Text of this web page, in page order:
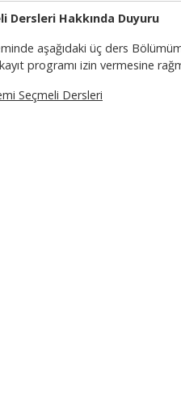
Dersleri Hakkında Duyuru
aşağıdaki üç ders
programı izin vermesine
Seçmeli Dersleri